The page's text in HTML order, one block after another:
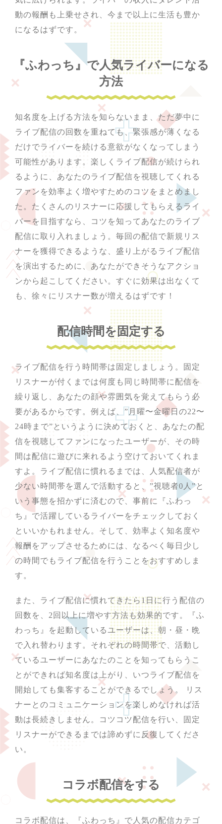
動の報酬も上乗せされ、今まで以上に生活も豊か
になるはずです。
『ふわっち』で人気ライバーになる
方法
知名度を上げる方法を知らないまま、ただ夢中に
ライブ配信の回数を重ねても、緊張感が薄くなる
だけでライバーを続ける意欲がなくなってしまう
可能性があります。楽しくライブ配信が続けられ
るように、あなたのライブ配信を視聴してくれる
ファンを効率よく増やすためのコツをまとめまし
た。たくさんのリスナーに応援してもらえるライ
バーを目指すなら、コツを知ってあなたのライブ
配信に取り入れましょう。毎回の配信で新規リス
ナーを獲得できるような、盛り上がるライブ配信
を演出するために、あなたができそうなアクショ
ンから起こしてください。すぐに効果は出なくて
も、徐々にリスナー数が増えるはずです！
配信時間を固定する
ライブ配信を行う時間帯は固定しましょう。固定
リスナーが付くまでは何度も同じ時間帯に配信を
繰り返し、あなたの顔や雰囲気を覚えてもらう必
要があるからです。例えば、”月曜〜金曜日の22〜
24時まで”というように決めておくと、あなたの配
信を視聴してファンになったユーザーが、その時
間は配信に遊びに来れるよう空けておいてくれま
すよ。ライブ配信に慣れるまでは、人気配信者が
少ない時間帯を選んで活動すると、”視聴者0人”と
いう事態を招かずに済むので、事前に『ふわっ
ち』で活躍しているライバーをチェックしておく
といいかもれません。そして、効率よく知名度や
報酬をアップさせるためには、なるべく毎日少し
の時間でもライブ配信を行うことをおすすめしま
す。
また、ライブ配信に慣れてきたら1日に行う配信の
回数を、2回以上に増やす方法も効果的です。『ふ
わっち』を起動しているユーザーは、朝・昼・晩
で入れ替わります。それぞれの時間帯で、活動し
ているユーザーにあなたのことを知ってもらうこ
とができれば知名度は上がり、いつライブ配信を
開始しても集客することができるでしょう。 リス
ナーとのコミュニケーションを楽しめなければ活
動は長続きしません。コツコツ配信を行い、固定
リスナーができるまでは諦めずに反復してくださ
い。
コラボ配信をする
コラボ配信は、『ふわっち』で人気の配信カテゴ